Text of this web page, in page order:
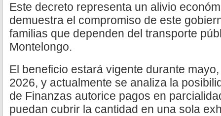
Este decreto representa un alivio
demuestra el compromiso de este
familias que dependen del transporte
Montelongo.
El beneficio estará vigente durante
2026, y actualmente se analiza la
de Finanzas autorice pagos en
puedan cubrir la cantidad en una sola